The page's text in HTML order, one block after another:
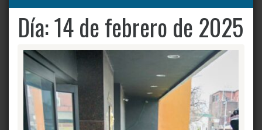
Día:14 de febrero de 2025